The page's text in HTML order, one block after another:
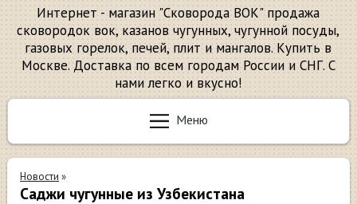
Интернет - магазин "Сковорода ВОК" продажа
сковородок вок, казанов чугунных, чугунной посуды,
газовых горелок, печей, плит и мангалов. Купить в
Москве. Доставка по всем городам России и СНГ. С
нами легко и вкусно!
Меню
Новости »
Саджи чугунные из Узбекистана